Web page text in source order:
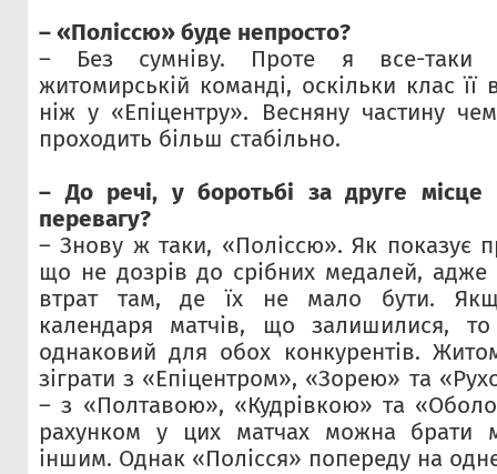
– «Поліссю» буде непросто?
– Без сумніву. Проте я все-таки
житомирській команді, оскільки клас
ніж у «Епіцентру». Весняну частину
проходить більш стабільно.
– До речі, у боротьбі за друге місце
перевагу?
– Знову ж таки, «Поліссю». Як показує
що не дозрів до срібних медалей, адже
втрат там, де їх не мало бути.
календаря матчів, що залишилися,
однаковий для обох конкурентів.
зіграти з «Епіцентром», «Зорею» та
– з «Полтавою», «Кудрівкою» та
рахунком у цих матчах можна брати
іншим. Однак «Полісся» попереду на